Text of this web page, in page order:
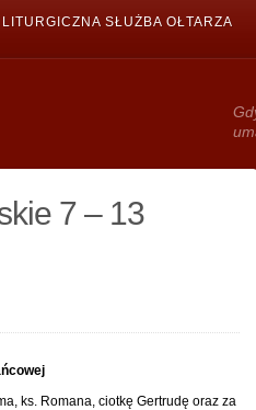
LITURGICZNA SŁUŻBA OŁTARZA
7 – 13
ks. Romana, ciotkę Gertrudę oraz za